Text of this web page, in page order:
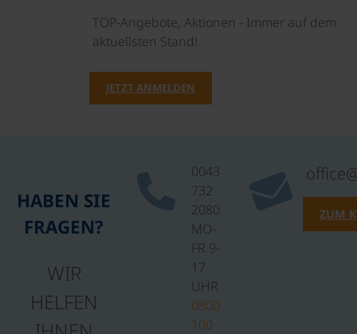
TOP-Angebote, Aktionen - Immer auf dem
aktuellsten Stand!
JETZT ANMELDEN
HABEN SIE
FRAGEN?
WIR
HELFEN
0043
732
2080
MO-
FR 9-
17
UHR
0800
100
ZUM